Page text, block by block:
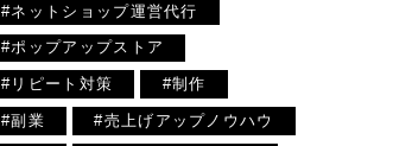
#ネットショップ運営代行
#ポップアップストア
#リピート対策 #制作
#副業 #売上げアップノウハウ